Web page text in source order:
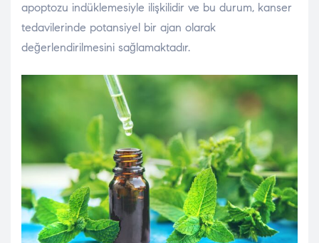
apoptozu indüklemesiyle ilişkilidir ve bu durum, kanser
tedavilerinde potansiyel bir ajan olarak
değerlendirilmesini sağlamaktadır.